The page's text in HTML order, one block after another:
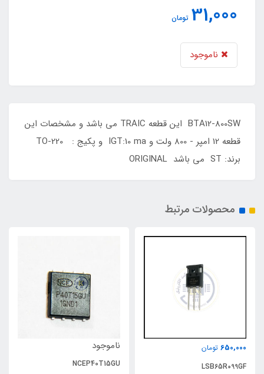
31,000 تومان
ناموجود
BTA12-800SW این قطعه TRAIC می باشد و مشخصات این
قطعه 12 امپر - 800 ولت و IGT:10 ma و پکیج : TO-220
برند: ST می باشد ORIGINAL
محصولات مرتبط
650,000 تومان
LSB65R099GF
ناموجود
NCEP40T15GU